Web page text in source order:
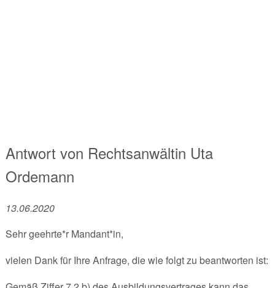
Antwort von Rechtsanwältin Uta
Ordemann
13.06.2020
Sehr geehrte*r Mandant*in,
vielen Dank für Ihre Anfrage, die wie folgt zu beantworten ist: